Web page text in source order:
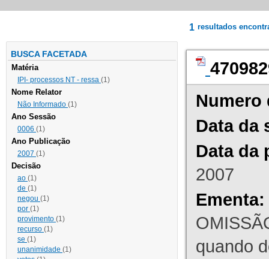
BUSCA FACETADA
Matéria
IPI- processos NT - ressa (1)
Nome Relator
Não Informado (1)
Ano Sessão
0006 (1)
Ano Publicação
2007 (1)
Decisão
ao (1)
de (1)
negou (1)
por (1)
provimento (1)
recurso (1)
se (1)
unanimidade (1)
1 resultados
Numero
Data da
Data da
2007
Ementa:
quando